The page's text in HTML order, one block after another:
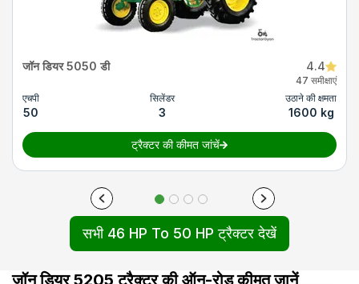
जॉन डियर 5050 डी 4.4
47 समीक्षाएं
एचपी
50
सिलेंडर
3
उठाने की क्षमता
1600 kg
ट्रैक्टर की कीमत जांचें
सभी 46 HP To 50 HP ट्रैक्टर देखें
जॉन डियर 5205 ट्रैक्टर की ऑन-रोड कीमत जानें